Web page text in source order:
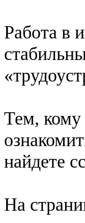
Работа в
Тем, кому
найдете
На